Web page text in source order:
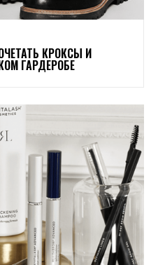
КРОКСЫ И
ГАРДЕРОБЕ